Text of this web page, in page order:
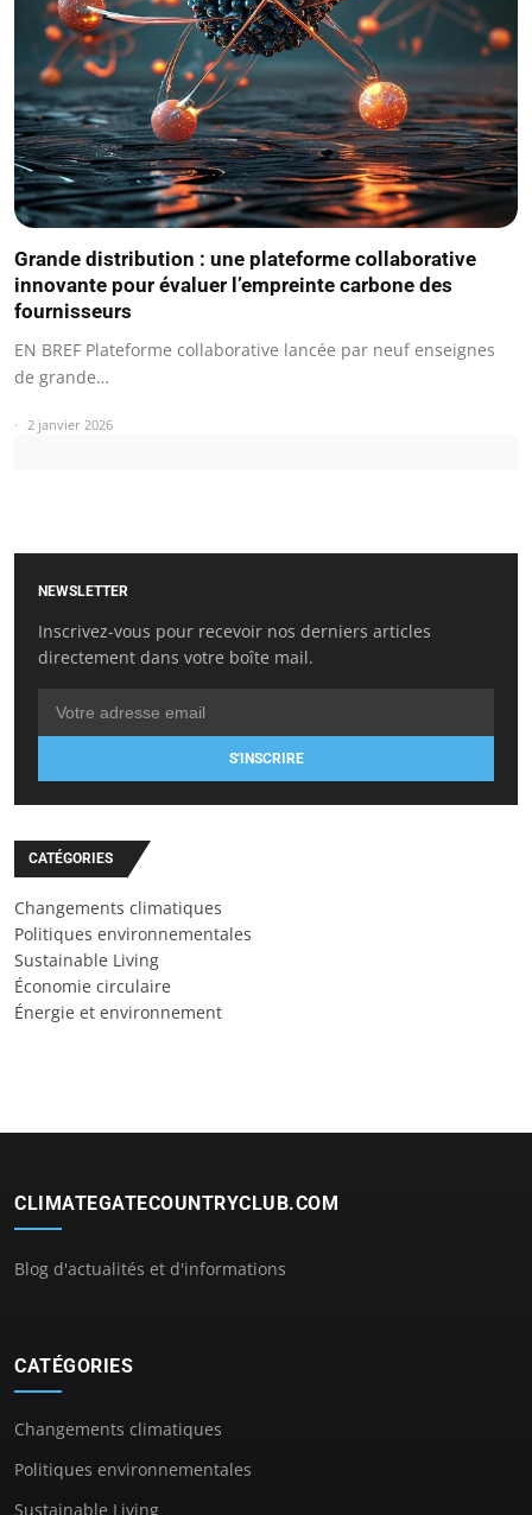
Grande distribution : une plateforme collaborative
innovante pour évaluer l’empreinte carbone des
fournisseurs
EN BREF Plateforme collaborative lancée par neuf enseignes
de grande…
2 janvier 2026
NEWSLETTER
Inscrivez-vous pour recevoir nos derniers articles
directement dans votre boîte mail.
S'INSCRIRE
CATÉGORIES
Changements climatiques
Politiques environnementales
Sustainable Living
Économie circulaire
Énergie et environnement
CLIMATEGATECOUNTRYCLUB.COM
Blog d'actualités et d'informations
CATÉGORIES
Changements climatiques
Politiques environnementales
Sustainable Living